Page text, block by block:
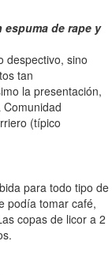
espuma de rape y
despectivo, sino
tan
la presentación,
(típico
para todo tipo de
podía tomar café,
copas de licor a 2